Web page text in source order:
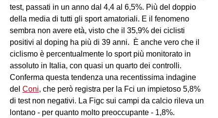
test, passati in un anno dal 4,4 al 6,5%. Più del doppio
della media di tutti gli sport amatoriali. E il fenomeno
sembra non avere età, visto che il 35,9% dei ciclisti
positivi al doping ha più di 39 anni. È anche vero che il
ciclismo è percentualmente lo sport più monitorato in
assoluto in Italia, con quasi un quarto dei controlli.
Conferma questa tendenza una recentissima indagine
del Coni, che però registra per la Fci un impietoso 5,8%
di test non negativi. La Figc sui campi da calcio rileva un
lontano - per quanto molto preoccupante - 1,8%.